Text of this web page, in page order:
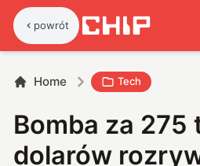
powrót
Home Tech
Bomba za 275
dolarów